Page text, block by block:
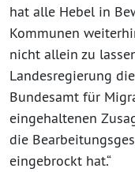
hat alle Hebel in
Kommunen
nicht allein zu
Landesregierung
Bundesamt für
eingehaltenen
die
eingebrockt hat.“